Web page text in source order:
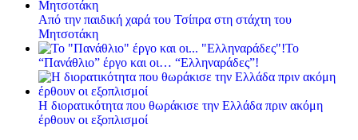
Από την παιδική χαρά του Τσίπρα στη στάχτη του
Μητσοτάκη
Το
“Πανάθλιο” έργο και οι… “Ελληναράδες”!
Η διορατικότητα που θωράκισε την Ελλάδα πριν ακόμη
έρθουν οι εξοπλισμοί